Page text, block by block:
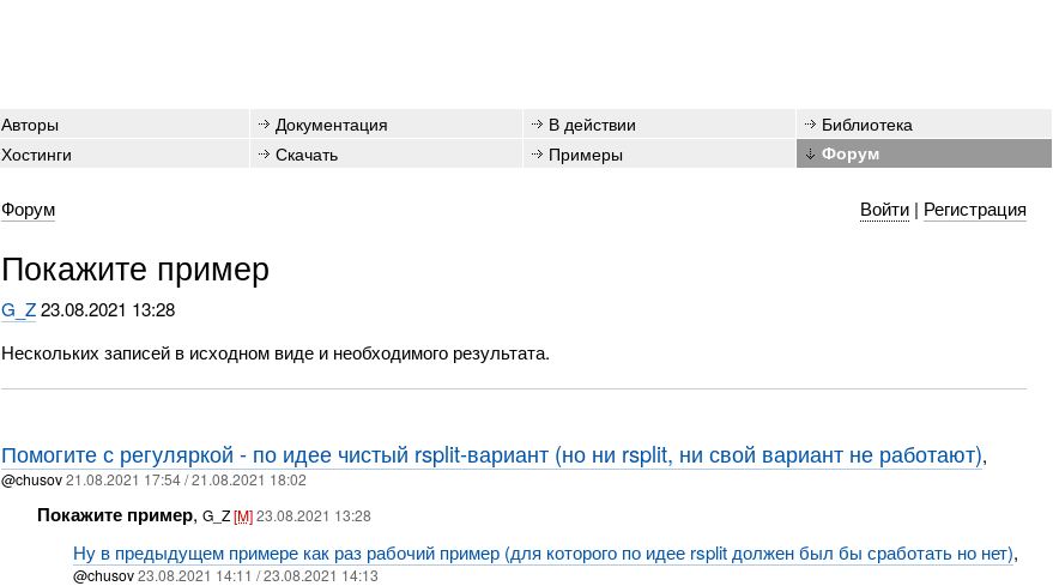
Авторы Документация В действии
Библиотека
Хостинги Скачать Примеры Форум
Форум Войти| Регистрация
Покажите пример
G_Z 23.08.2021 13:28
Нескольких записей в исходном виде и необходимого результата.
Помогите с регуляркой - по идее чистый rsplit-вариант (но ни rsplit, ни свой вариант не работают),
@chusov21.08.2021 17:54 / 21.08.2021 18:02
Покажите пример, G_Z[M]23.08.2021 13:28
Ну в предыдущем примере как раз рабочий пример (для которого по идее rsplit должен был бы сработать но нет),
@chusov23.08.2021 14:11 / 23.08.2021 14:13